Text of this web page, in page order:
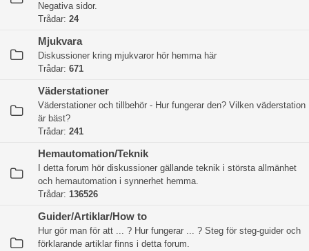
Negativa sidor.
Trådar: 24
Mjukvara
Diskussioner kring mjukvaror hör hemma här
Trådar: 671
Väderstationer
Väderstationer och tillbehör - Hur fungerar den? Vilken väderstation
är bäst?
Trådar: 241
Hemautomation/Teknik
I detta forum hör diskussioner gällande teknik i största allmänhet
och hemautomation i synnerhet hemma.
Trådar: 136526
Guider/Artiklar/How to
Hur gör man för att ... ? Hur fungerar ... ? Steg för steg-guider och
förklarande artiklar finns i detta forum.